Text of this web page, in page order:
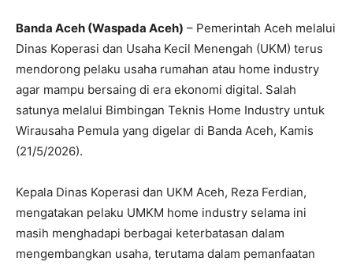
Banda Aceh (Waspada Aceh) – Pemerintah Aceh melalui
Dinas Koperasi dan Usaha Kecil Menengah (UKM) terus
mendorong pelaku usaha rumahan atau home industry
agar mampu bersaing di era ekonomi digital. Salah
satunya melalui Bimbingan Teknis Home Industry untuk
Wirausaha Pemula yang digelar di Banda Aceh, Kamis
(21/5/2026).
Kepala Dinas Koperasi dan UKM Aceh, Reza Ferdian,
mengatakan pelaku UMKM home industry selama ini
masih menghadapi berbagai keterbatasan dalam
mengembangkan usaha, terutama dalam pemanfaatan